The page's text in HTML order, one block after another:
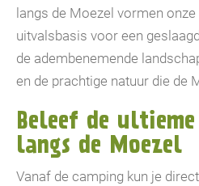
langs de Moezel vormen
uitvalsbasis voor een
de adembenemende
en de prachtige natuur die de
Beleef de
langs de Moezel
Vanaf de camping kun je